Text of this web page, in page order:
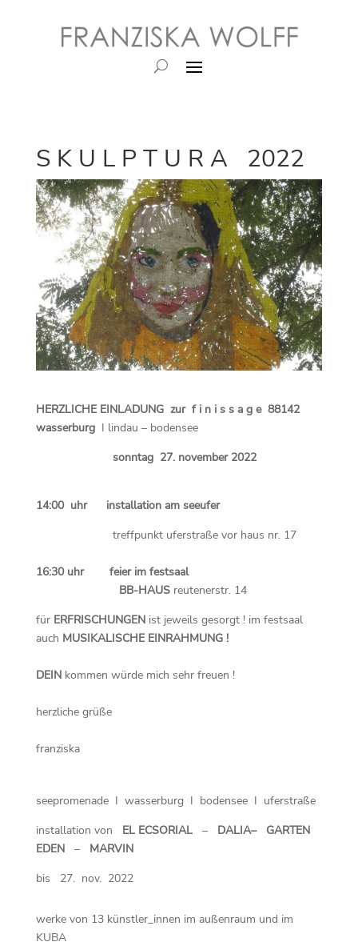
S K U L P T U R A 2022
HERZLICHE EINLADUNG zur f i n i s s a g e 88142
wasserburg I lindau – bodensee
sonntag 27. november 2022
14:00 uhr installation am seeufer
treffpunkt uferstraße vor haus nr. 17
16:30 uhr feier im festsaal
BB-HAUS reutenerstr. 14
für ERFRISCHUNGENist jeweils gesorgt ! im festsaal
auch MUSIKALISCHE EINRAHMUNG !
DEINkommen würde mich sehr freuen !
herzliche grüße
franziska
seepromenade I wasserburg I bodensee I uferstraße
installation von EL ECSORIAL– DALIA– GARTEN
EDEN– MARVIN
bis 27. nov. 2022
werke von 13 künstler_innen im außenraum und im
KUBA